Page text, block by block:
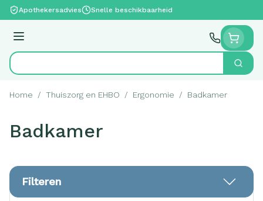
Ga naar de inhoud
Apothekersadvies Snelle beschikbaarheid
Menu
Product, merk, categorie... Zoek
Home / Thuiszorg en EHBO / Ergonomie / Badkamer
Badkamer
Filteren